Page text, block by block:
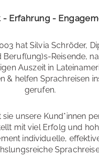
- Erfahrung -
hat Silvia Schröder,
Reisende,
Auszeit in
& helfen Sprachreisen
gerufen.
sie unsere Kund*innen
mit viel Erfolg und
individuelle,